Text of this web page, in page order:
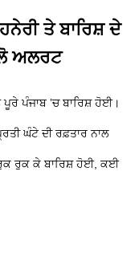
ਤੇ ਬਾਰਿਸ਼ ਦੇ
ਅਲਰਟ
ਪੰਜਾਬ ’ਚ ਬਾਰਿਸ਼ ਹੋਈ।
ਘੰਟੇ ਦੀ ਰਫ਼ਤਾਰ ਨਾਲ
ਰੁਕ ਰੁਕ ਕੇ ਬਾਰਿਸ਼ ਹੋਈ, ਕਈ